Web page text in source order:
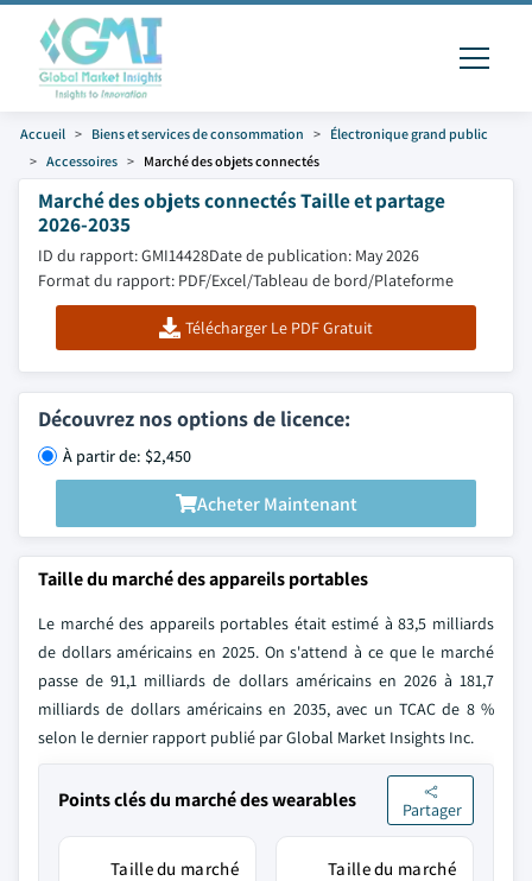
Accueil Biens et services de consommation
Électronique grand public
Accessoires
Marché des objets connectés
Marché des objets connectés Taille et partage
2026-2035
ID du rapport: GMI14428Date de publication: May 2026
Format du rapport: PDF/Excel/Tableau de bord/Plateforme
Télécharger Le PDF Gratuit
Découvrez nos options de licence:
À partir de: $2,450
Acheter Maintenant
Taille du marché des appareils portables
Le marché des appareils portables était estimé à 83,5 milliards
de dollars américains en 2025. On s'attend à ce que le marché
passe de 91,1 milliards de dollars américains en 2026 à 181,7
milliards de dollars américains en 2035, avec un TCAC de 8 %
selon le dernier rapport publié par Global Market Insights Inc.
Points clés du marché des wearables Partager
Taille du marché
Taille du marché